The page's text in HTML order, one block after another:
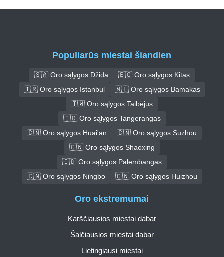
Populiarūs miestai šiandien
🇸🇦 Oro sąlygos Džida
🇪🇨 Oro sąlygos Kitas
🇹🇷 Oro sąlygos Istanbul
🇲🇱 Oro sąlygos Bamakas
🇹🇼 Oro sąlygos Taibėjus
🇮🇩 Oro sąlygos Tangerangas
🇨🇳 Oro sąlygos Huai'an
🇨🇳 Oro sąlygos Suzhou
🇨🇳 Oro sąlygos Shaoxing
🇮🇩 Oro sąlygos Palembangas
🇨🇳 Oro sąlygos Ningbo
🇨🇳 Oro sąlygos Huizhou
Oro ekstremumai
Karščiausios miestai dabar
Šalčiausios miestai dabar
Lietingiausi miestai